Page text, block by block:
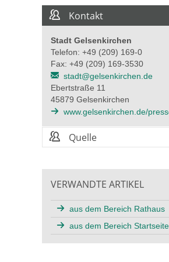
Kontakt
Stadt Gelsenkirchen
Telefon: +49 (209) 169-0
Fax: +49 (209) 169-3530
stadt@gelsenkirchen.de
Ebertstraße 11
45879 Gelsenkirchen
www.gelsenkirchen.de/
Quelle
VERWANDTE ARTIKEL
aus dem Bereich Rathaus
aus dem Bereich Startseite